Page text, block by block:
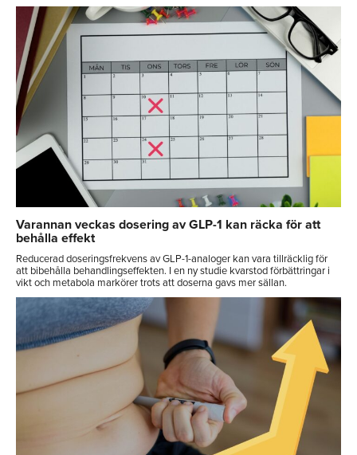
Varannan veckas dosering av GLP-1 kan räcka för att
behålla effekt
Reducerad doseringsfrekvens av GLP-1-analoger kan vara tillräcklig för
att bibehålla behandlingseffekten. I en ny studie kvarstod förbättringar i
vikt och metabola markörer trots att doserna gavs mer sällan.